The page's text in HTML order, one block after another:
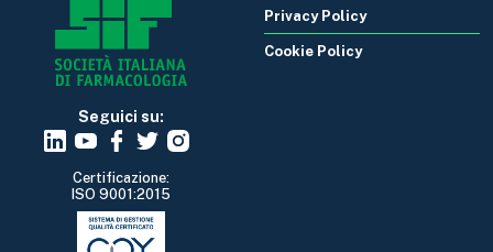
Seguici su:
Certificazione:
ISO 9001:2015
Privacy Policy
Cookie Policy